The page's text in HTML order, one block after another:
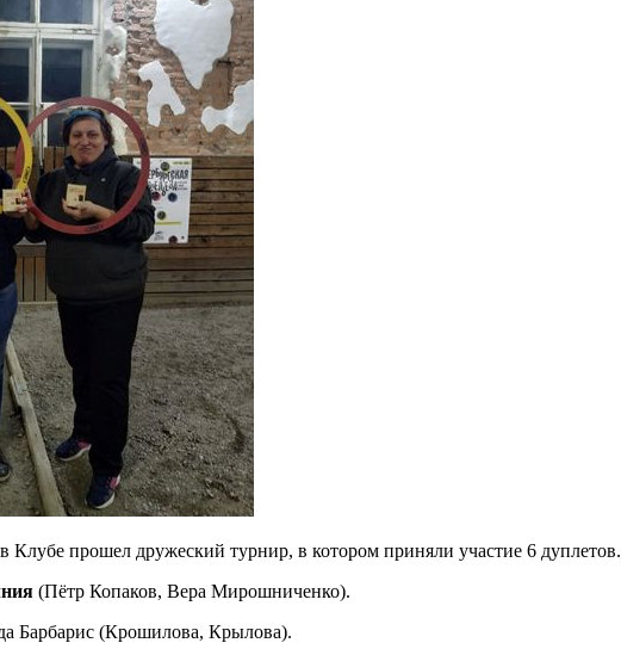
Клубе прошел дружеский турнир, в котором приняли участие 6 дуплетов.
(Пётр Копаков, Вера Мирошниченко).
Барбарис (Крошилова, Крылова).